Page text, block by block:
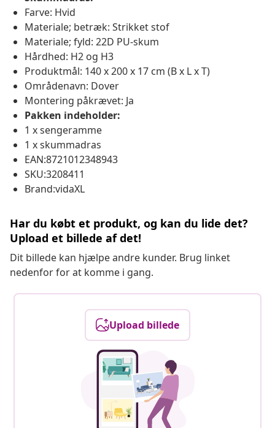
Farve: Hvid
Materiale; betræk: Strikket stof
Materiale; fyld: 22D PU-skum
Hårdhed: H2 og H3
Produktmål: 140 x 200 x 17 cm (B x L x T)
Områdenavn: Dover
Montering påkrævet: Ja
Pakken indeholder:
1 x sengeramme
1 x skummadras
EAN:8721012348943
SKU:3208411
Brand:vidaXL
Har du købt et produkt, og kan du lide det?
Upload et billede af det!
Dit billede kan hjælpe andre kunder. Brug linket
nedenfor for at komme i gang.
Upload billede